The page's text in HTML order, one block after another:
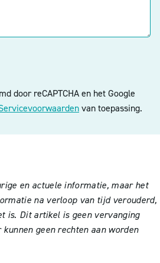
door reCAPTCHA en het Google
van toepassing.
en actuele informatie, maar het
na verloop van tijd verouderd,
is. Dit artikel is geen vervanging
geen rechten aan worden